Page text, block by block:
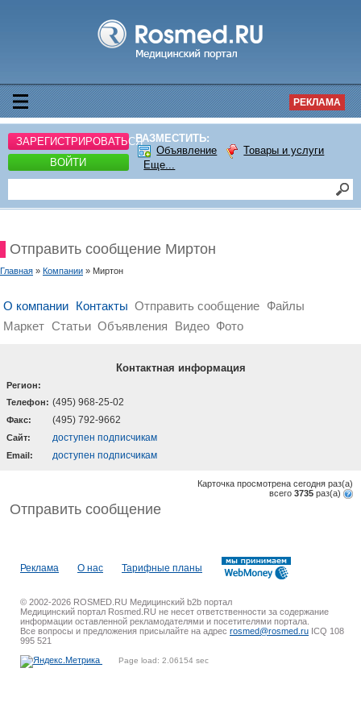
РЕКЛАМА
ЗАРЕГИСТРИРОВАТЬСЯ
ВОЙТИ
РАЗМЕСТИТЬ:
Объявление
Товары и услуги
Еще...
Отправить сообщение Миртон
Главная » Компании » Миртон
О компании Контакты Отправить сообщение Файлы
Маркет Статьи Объявления Видео Фото
Контактная информация
Регион:
Телефон: (495) 968-25-02
Факс: (495) 792-9662
Cайт: доступен подписчикам
Email: доступен подписчикам
Карточка просмотрена сегодня раз(a)
всего 3735 раз(a)
Отправить сообщение
Реклама О нас Тарифные планы
© 2002-2026 ROSMED.RU Медицинский b2b портал
Медицинский портал Rosmed.RU не несет ответственности за содержание
информации оставленной рекламодателями и посетителями портала.
Все вопросы и предложения присылайте на адрес rosmed@rosmed.ru ICQ 108
995 521
Page load: 2.06154 sec